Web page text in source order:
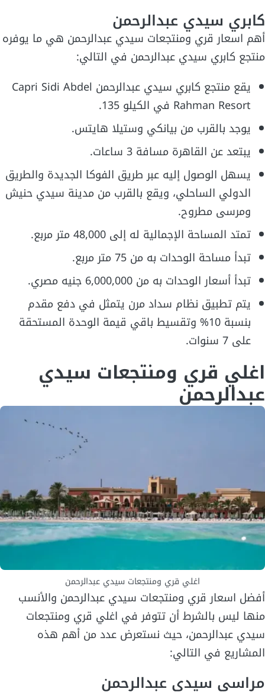
كابري سيدي عبدالرحمن
أهم اسعار قري ومنتجعات سيدي عبدالرحمن هي ما يوفره
منتجع كابري سيدي عبدالرحمن في التالي:
يقع منتجع كابري سيدي عبدالرحمن Capri Sidi Abdel
Rahman Resort في الكيلو 135.
يوجد بالقرب من بيانكي وستيلا هايتس.
يبتعد عن القاهرة مسافة 3 ساعات.
يسهل الوصول إليه عبر طريق الفوكا الجديدة والطريق
الدولي الساحلي، ويقع بالقرب من مدينة سيدي حنيش
ومرسى مطروح.
تمتد المساحة الإجمالية له إلى 48,000 متر مربع.
تبدأ مساحة الوحدات به من 75 متر مربع.
تبدأ أسعار الوحدات به من 6,000,000 جنيه مصري.
يتم تطبيق نظام سداد مرن يتمثل في دفع مقدم
بنسبة 10% وتقسيط باقي قيمة الوحدة المستحقة
على 7 سنوات.
اغلي قري ومنتجعات سيدي
عبدالرحمن
اغلي قري ومنتجعات سيدي عبدالرحمن
أفضل اسعار قري ومنتجعات سيدي عبدالرحمن والأنسب
منها ليس بالشرط أن تتوفر في اغلي قري ومنتجعات
سيدي عبدالرحمن، حيث نستعرض عدد من أهم هذه
المشاريع في التالي:
مراسي سيدي عبدالرحمن